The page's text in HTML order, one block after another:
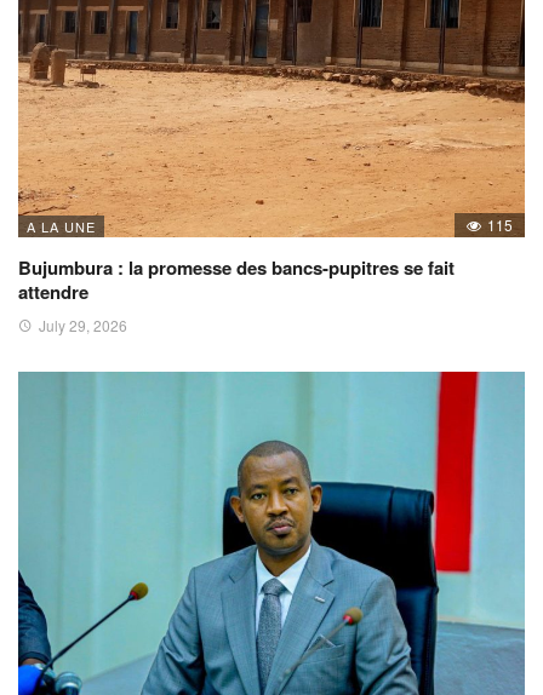
A LA UNE 115
Bujumbura : la promesse des bancs-pupitres se fait
attendre
July 29, 2026